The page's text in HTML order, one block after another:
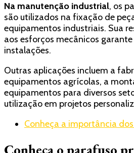
Na manutenção industrial, os
são utilizados na fixação de
equipamentos industriais. Sua
aos esforços mecânicos
instalações.
Outras aplicações incluem a
equipamentos agrícolas, a
equipamentos para diversos
utilização em projetos
Conheça a importância